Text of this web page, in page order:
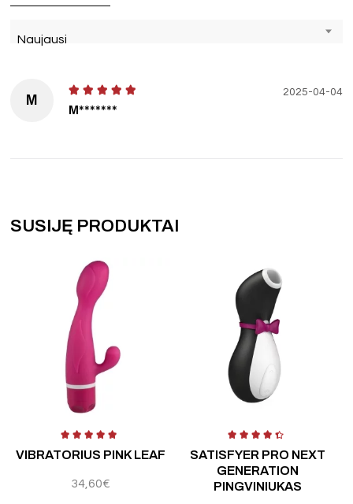
Naujausi
M
M*******
2025-04-04
SUSIJĘ PRODUKTAI
VIBRATORIUS PINK LEAF
34,60€
SATISFYER PRO NEXT
GENERATION
PINGVINIUKAS
Įvertinimas:5.00 Įvertinimas:5.00